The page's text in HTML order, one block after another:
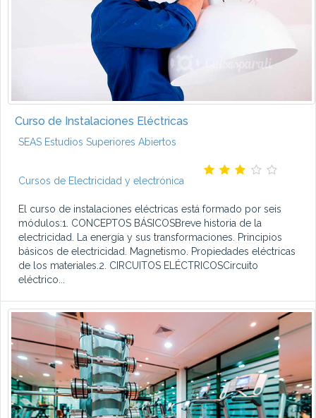
Curso de Instalaciones Eléctricas
SEAS Estudios Superiores Abiertos
Cursos de Electricidad y electrónica
El curso de instalaciones eléctricas está formado por seis
módulos:1. CONCEPTOS BÁSICOSBreve historia de la
electricidad. La energía y sus transformaciones. Principios
básicos de electricidad. Magnetismo. Propiedades eléctricas
de los materiales.2. CIRCUITOS ELÉCTRICOSCircuito
eléctrico...